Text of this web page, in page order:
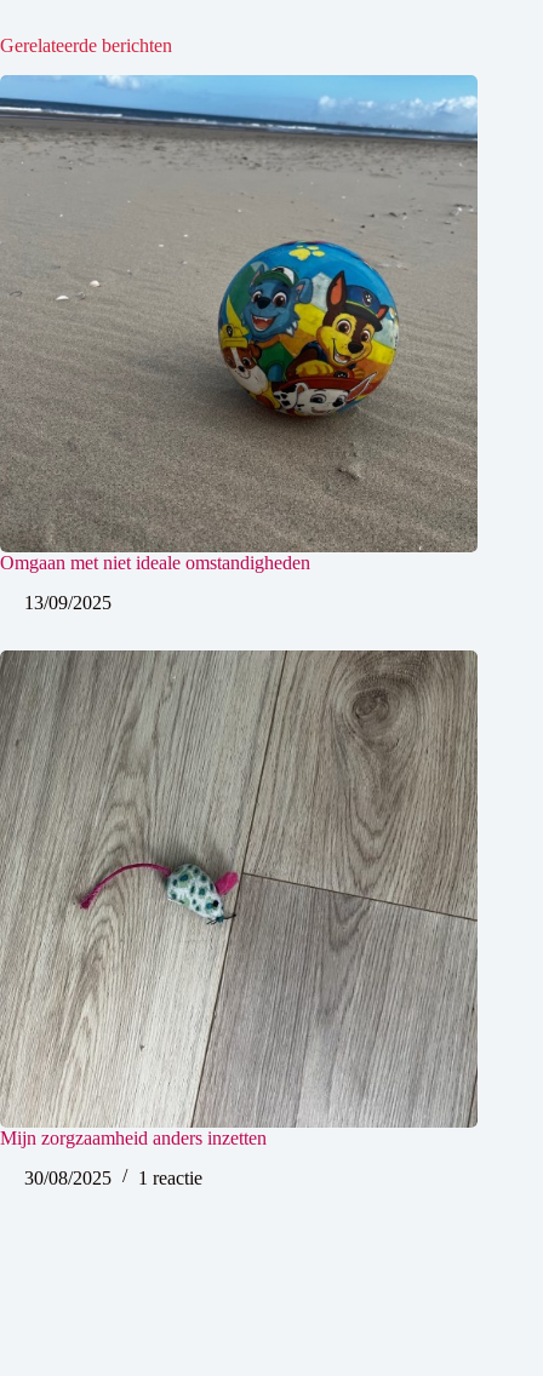
Gerelateerde berichten
Omgaan met niet ideale omstandigheden
13/09/2025
Mijn zorgzaamheid anders inzetten
30/08/2025
1 reactie